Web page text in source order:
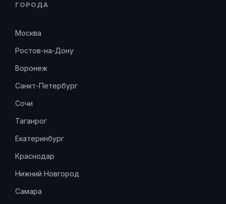
ГОРОДА
Москва
Ростов-на-Дону
Воронеж
Санкт-Петербург
Сочи
Таганрог
Екатеринбург
Краснодар
Нижний Новгород
Самара